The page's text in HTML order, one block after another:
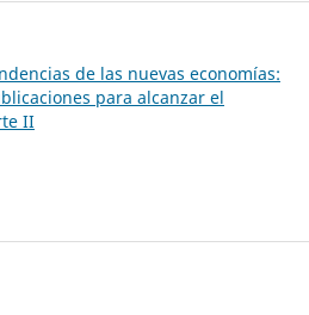
de las nuevas economías:
para alcanzar el
II